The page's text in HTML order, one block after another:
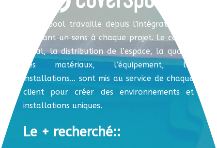
Coverspool travaille depuis l’intégration, en
donnant un sens à chaque projet. Le conseil
initial, la distribution de l’espace, la qualité
des matériaux, l’équipement, les
installations… sont mis au service de chaque
client pour créer des environnements et
installations uniques.
Le + recherché::